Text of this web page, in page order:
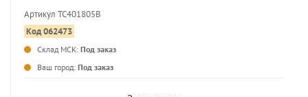
Артикул TC401805B
Код 062473
Склад МСК: Под заказ
Ваш город: Под заказ